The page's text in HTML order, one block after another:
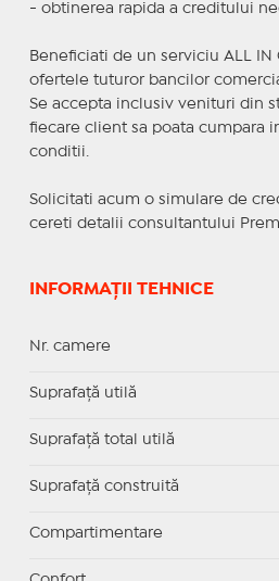
- obtinerea rapida a creditului
Beneficiati de un serviciu ALL IN
ofertele tuturor bancilor
Se accepta inclusiv venituri din
fiecare client sa poata cumpara
conditii.
Solicitati acum o simulare de
cereti detalii consultantului
INFORMAȚII TEHNICE
Nr. camere
Suprafaţă utilă
Suprafaţă total utilă
Suprafaţă construită
Compartimentare